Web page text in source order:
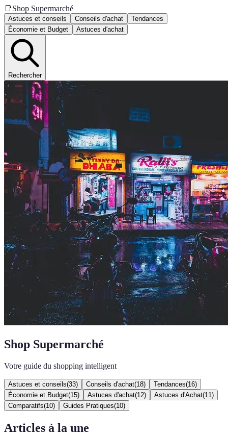
📑Shop Supermarché
Astuces et conseils Conseils d'achat
Tendances
Économie et Budget
Astuces d'achat
Rechercher
Shop Supermarché
Votre guide du shopping intelligent
Astuces et conseils(33) Conseils d'achat(18) Tendances(16)
Économie et Budget(15) Astuces d'achat(12) Astuces d'Achat(11 )
Comparatifs(10) Guides Pratiques(10)
Articles à la une